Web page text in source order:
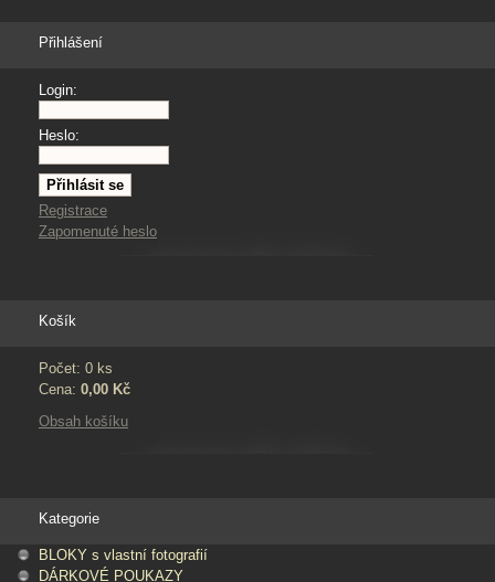
Přihlášení
Login:
Heslo:
Registrace
Zapomenuté heslo
Košík
Počet: 0 ks
Cena: 0,00 Kč
Obsah košíku
Kategorie
BLOKY s vlastní fotografií
DÁRKOVÉ POUKAZY